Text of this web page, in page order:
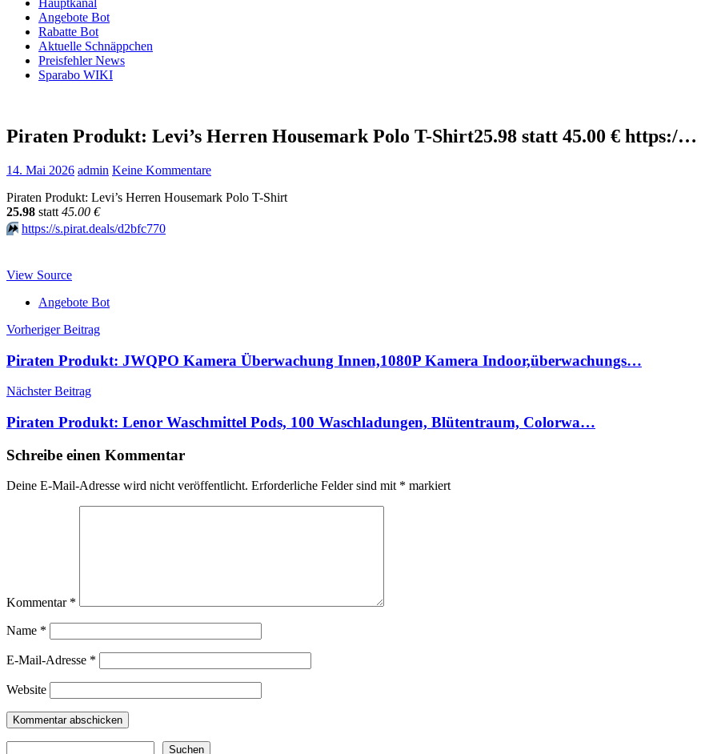
Hauptkanal
Angebote Bot
Rabatte Bot
Aktuelle Schnäppchen
Preisfehler News
Sparabo WIKI
Piraten Produkt: Levi’s Herren Housemark Polo T-Shirt25.98 statt 45.00 € https:/…
14. Mai 2026 admin Keine Kommentare
Piraten Produkt: Levi’s Herren Housemark Polo T-Shirt
25.98 statt 45.00 €
⏩️ https://s.pirat.deals/d2bfc770
View Source
Angebote Bot
Beitragsnavigation
Vorheriger Beitrag
Piraten Produkt: JWQPO Kamera Überwachung Innen,1080P Kamera Indoor,überwachungs…
Nächster Beitrag
Piraten Produkt: Lenor Waschmittel Pods, 100 Waschladungen, Blütentraum, Colorwa…
Schreibe einen Kommentar
Deine E-Mail-Adresse wird nicht veröffentlicht. Erforderliche Felder sind mit * markiert
Kommentar *
Name *
E-Mail-Adresse *
Website
Suchen